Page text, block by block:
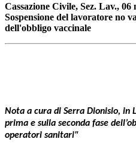
Cassazione Civile, Sez. Lav., 06
Sospensione del lavoratore no
dell'obbligo vaccinale
Nota a cura di Serra Dionisio, in
prima e sulla seconda fase
operatori sanitari"